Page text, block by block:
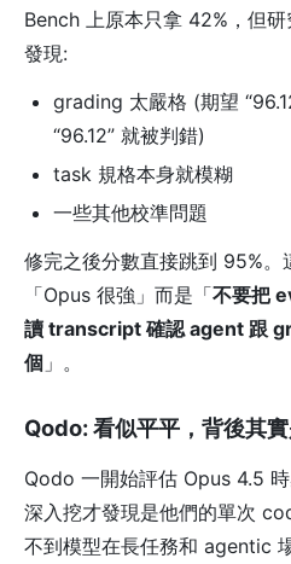
Bench 上原本只拿 42%，但
發現:
grading 太嚴格 (期望
“96.12” 就被判錯)
task 規格本身就模糊
一些其他校準問題
修完之後分數直接跳到 95%。
「Opus 很強」而是「不要把
讀 transcript 確認 agent 跟
個 」。
Qodo: 看似平平，背後其
Qodo 一開始評估 Opus 4.5
深入挖才發現是他們的單次
不到模型在長任務和 agentic